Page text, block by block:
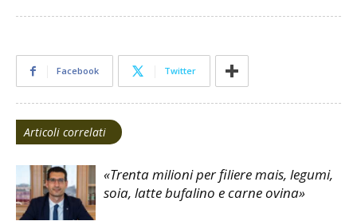
Facebook Twitter
Articoli correlati
«Trenta milioni per filiere mais, legumi,
soia, latte bufalino e carne ovina»